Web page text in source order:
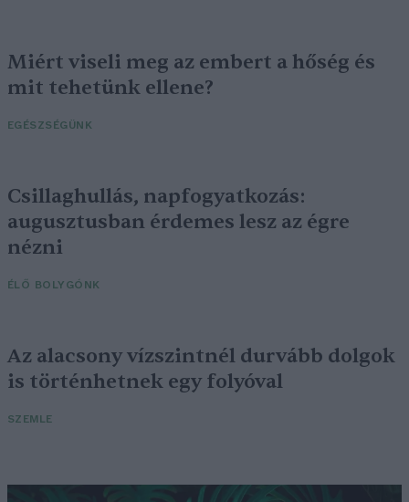
Miért viseli meg az embert a hőség és
mit tehetünk ellene?
EGÉSZSÉGÜNK
Csillaghullás, napfogyatkozás:
augusztusban érdemes lesz az égre
nézni
ÉLŐ BOLYGÓNK
Az alacsony vízszintnél durvább dolgok
is történhetnek egy folyóval
SZEMLE